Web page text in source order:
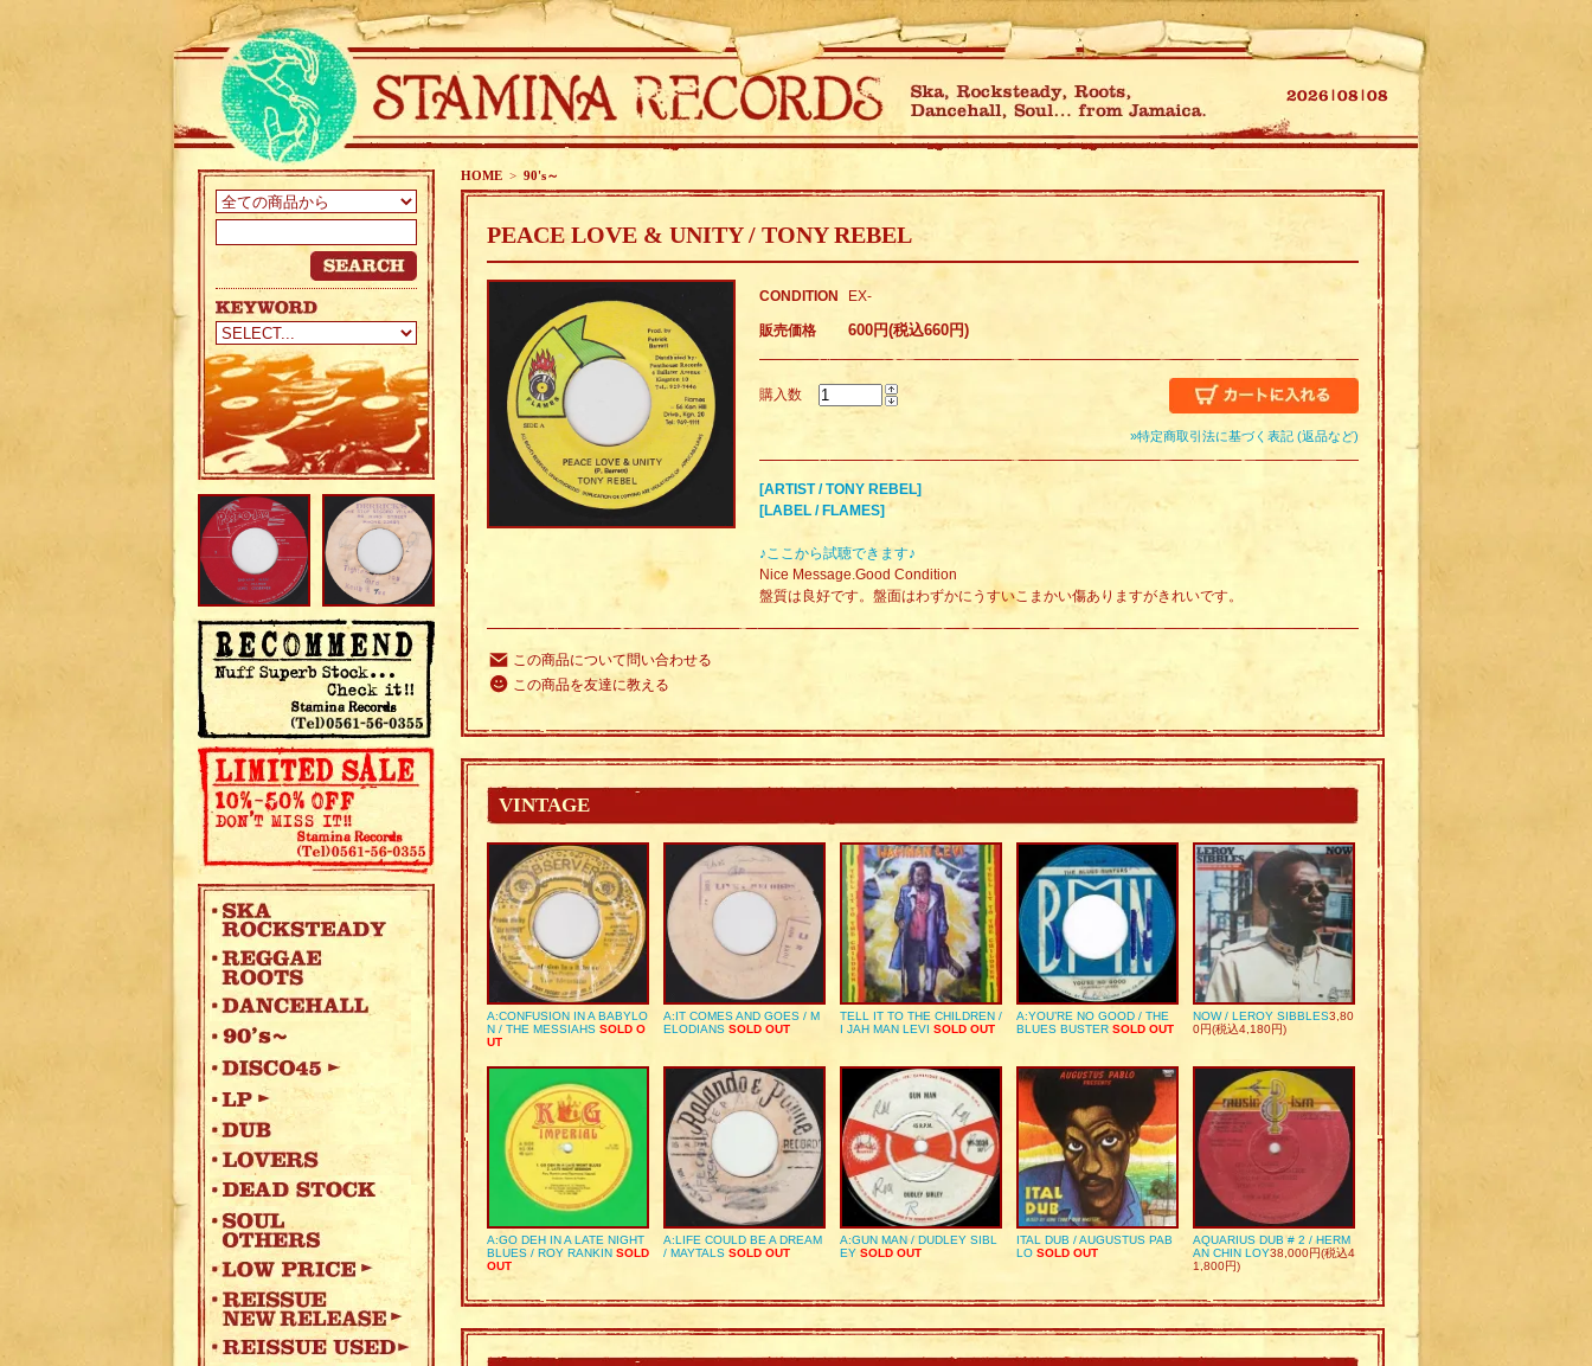
HOME > 90's～
PEACE LOVE & UNITY / TONY REBEL
CONDITION EX-
販売価格 600円(税込660円)
購入数
»特定商取引法に基づく表記 (返品など)
[ARTIST / TONY REBEL]
[LABEL / FLAMES]
♪ここから試聴できます♪
Nice Message.Good Condition
盤質は良好です。盤面はわずかにうすいこまかい傷ありますがきれいです。
この商品について問い合わせる
この商品を友達に教える
VINTAGE
A:CONFUSION IN A BABYLO
N / THE MESSIAHS SOLD O
UT
A:IT COMES AND GOES / M
ELODIANS SOLD OUT
TELL IT TO THE CHILDREN /
I JAH MAN LEVI SOLD OUT
A:YOU’RE NO GOOD / THE
BLUES BUSTER SOLD OUT
NOW / LEROY SIBBLES3,80
0円(税込4,180円)
A:GO DEH IN A LATE NIGHT
BLUES / ROY RANKIN SOLD
OUT
A:LIFE COULD BE A DREAM
/ MAYTALS SOLD OUT
A:GUN MAN / DUDLEY SIBL
EY SOLD OUT
ITAL DUB / AUGUSTUS PAB
LO SOLD OUT
AQUARIUS DUB # 2 / HERM
AN CHIN LOY38,000円(税込4
1,800円)